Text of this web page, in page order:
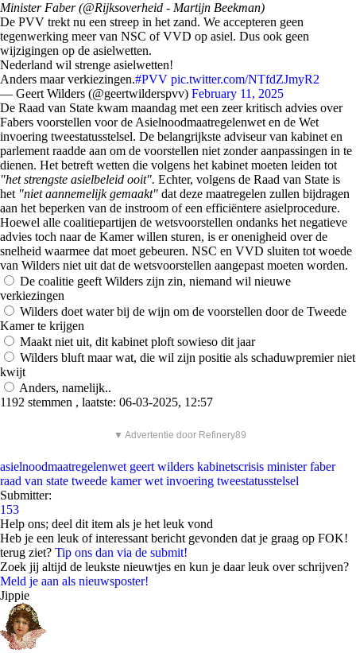
Minister Faber (@Rijksoverheid - Martijn Beekman)
De PVV trekt nu een streep in het zand. We accepteren geen
tegenwerking meer van NSC of VVD op asiel. Dus ook geen
wijzigingen op de asielwetten.
Nederland wil strenge asielwetten!
Anders maar verkiezingen.#PVV pic.twitter.com/NTfdZJmyR2
— Geert Wilders (@geertwilderspvv) February 11, 2025
De Raad van State kwam maandag met een zeer kritisch advies over
Fabers voorstellen voor de Asielnoodmaatregelenwet en de Wet
invoering tweestatusstelsel. De belangrijkste adviseur van kabinet en
parlement raadde aan om de voorstellen niet zonder aanpassingen in te
dienen. Het betreft wetten die volgens het kabinet moeten leiden tot
"het strengste asielbeleid ooit". Echter, volgens de Raad van State is
het "niet aannemelijk gemaakt" dat deze maatregelen zullen bijdragen
aan het beperken van de instroom of een efficiëntere asielprocedure.
Hoewel alle coalitiepartijen de wetsvoorstellen ondanks het negatieve
advies toch naar de Kamer willen sturen, is er onenigheid over de
snelheid waarmee dat moet gebeuren. NSC en VVD sluiten tot woede
van Wilders niet uit dat de wetsvoorstellen aangepast moeten worden.
De coalitie geeft Wilders zijn zin, niemand wil nieuwe
verkiezingen
Wilders doet water bij de wijn om de voorstellen door de Tweede
Kamer te krijgen
Maakt niet uit, dit kabinet ploft sowieso dit jaar
Wilders bluft maar wat, die wil zijn positie als schaduwpremier niet
kwijt
Anders, namelijk..
1192 stemmen , laatste: 06-03-2025, 12:57
▼ Advertentie door Refinery89
asielnoodmaatregelenwet geert wilders kabinetscrisis minister faber
raad van state tweede kamer wet invoering tweestatusstelsel
Submitter:
153
Help ons; deel dit item als je het leuk vond
Heb je een leuk of interessant bericht gevonden dat je graag op FOK!
terug ziet? Tip ons dan via de submit!
Zoek jij altijd de leukste nieuwtjes en kun je daar leuk over schrijven?
Meld je aan als nieuwsposter!
Jippie